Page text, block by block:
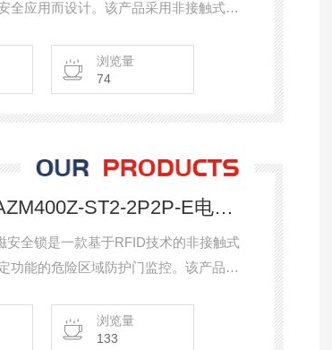
全应用而设计。该产品采用非接触式光
及SIL 3（IEC 61508/62061），满足严
浏览量
74
CST 180-1 KPLSCHMERSAL AZM400Z-ST2-2P2P-E电磁安全锁
全锁是一款基于RFID技术的非接触式
功能的危险区域防护门监控。该产品采
为欧美工业体系中安全开关的杆产品，
浏览量
133